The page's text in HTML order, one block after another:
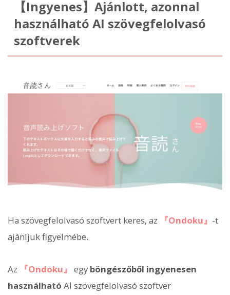
【Ingyenes】Ajánlott, azonnal
használható AI szövegfelolvasó
szoftverek
Ha szövegfelolvasó szoftvert keres, az 『Ondoku』 -t
ajánljuk figyelmébe.
Az 『Ondoku』 egy böngészőből ingyenesen
használható AI szövegfelolvasó szoftver